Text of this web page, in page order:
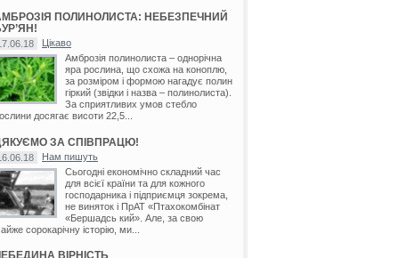
ПОЛИНОЛИСТА: НЕБЕЗПЕЧНИЙ
Цікаво
Амброзія полинолиста – однорічна
яра рослина, що схожа на коноплю,
за розміром і формою нагадує полин
гіркий (звідки і назва – полинолиста).
За сприятливих умов стебло
досягає висоти 22,5...
ЗА СПІВПРАЦЮ!
Нам пишуть
Сьогодні економічно складний час
для всієї країни та для кожного
господарника і підприємця зокрема,
не виняток і ПрАТ «Птахокомбінат
«Бершадсь кий». Але, за свою
сорокарічну історію, ми...
ВІРНІСТЬ